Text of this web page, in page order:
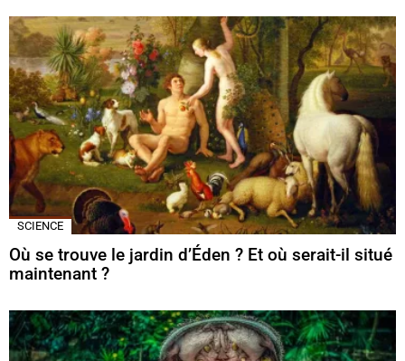
SCIENCE
Où se trouve le jardin d’Éden ? Et où serait-il situé
maintenant ?